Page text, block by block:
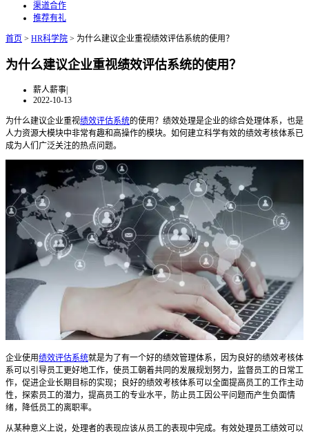
渠道合作
推荐有礼
首页 > HR科学院 > 为什么建议企业重视绩效评估系统的使用？
为什么建议企业重视绩效评估系统的使用？
薪人薪事|
2022-10-13
为什么建议企业重视绩效评估系统的使用？ 绩效处理是企业的综合处理体系，也是
人力资源大模块中非常有趣和高操作的模块。如何建立科学有效的绩效考核体系已
成为人们广泛关注的热点问题。
企业使用绩效评估系统就是为了有一个好的绩效管理体系，因为 良好的绩效考核体
系可以引导员工更好地工作，使员工朝着共同的发展规划努力，监督员工的日常工
作，促进企业长期目标的实现；
良好的绩效考核体系可以全面提高员工的工作主动
性，探索员工的潜力，提高员工的专业水平，防止员工因公平问题而产生负面情
绪，降低员工的离职率。
从某种意义上说，处理者的表现应该从员工的表现中完成。有效处理员工绩效可以